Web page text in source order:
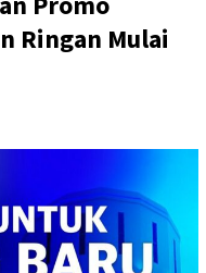
Ringan Mulai